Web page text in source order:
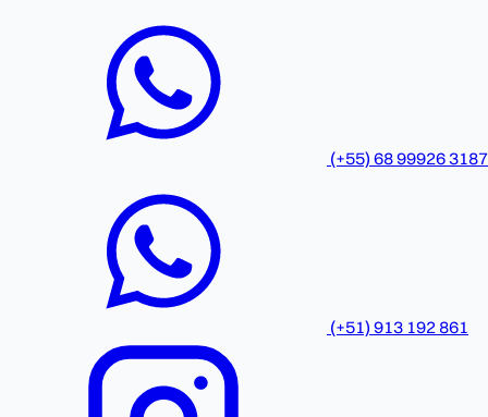
(+55) 68 99926 3187
(+51) 913 192 861